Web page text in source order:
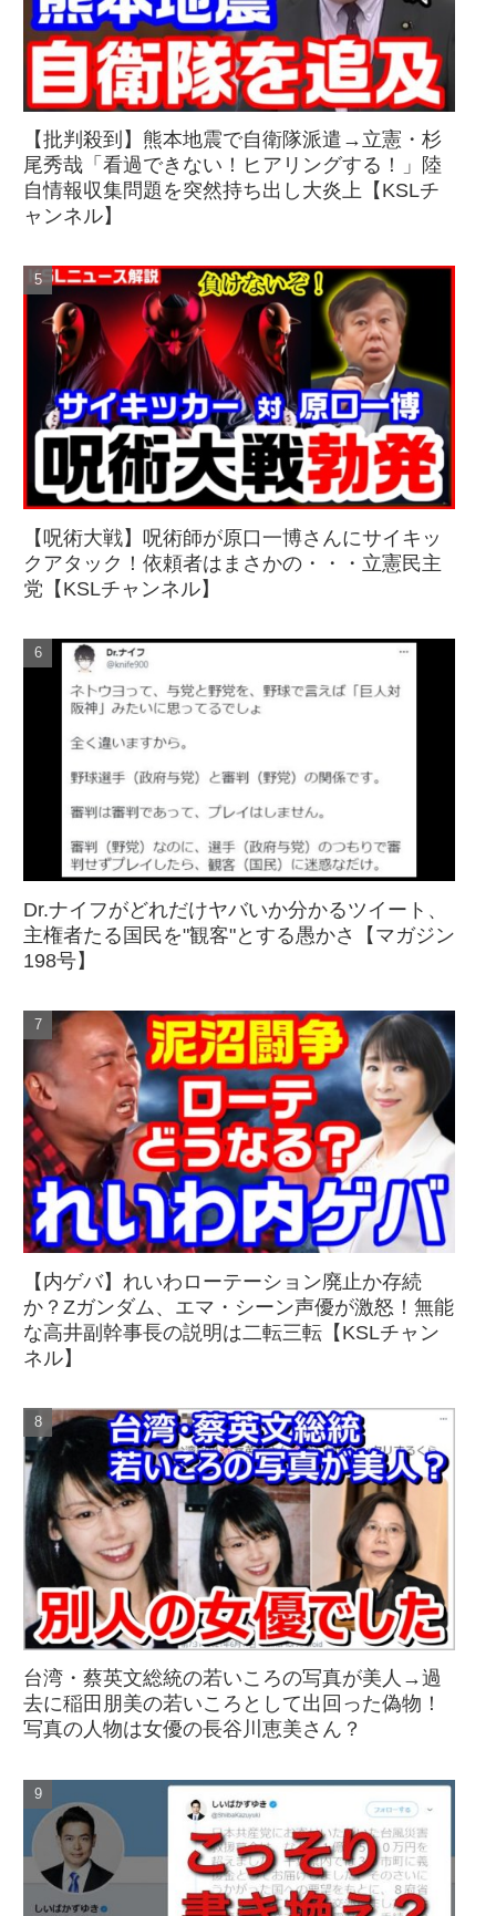
【批判殺到】熊本地震で自衛隊派遣→立憲・杉
尾秀哉「看過できない！ヒアリングする！」陸
自情報収集問題を突然持ち出し大炎上【KSLチ
ャンネル】
【呪術大戦】呪術師が原口一博さんにサイキッ
クアタック！依頼者はまさかの・・・立憲民主
党【KSLチャンネル】
Dr.ナイフがどれだけヤバいか分かるツイート、
主権者たる国民を"観客"とする愚かさ【マガジン
198号】
【内ゲバ】れいわローテーション廃止か存続
か？Zガンダム、エマ・シーン声優が激怒！無能
な高井副幹事長の説明は二転三転【KSLチャン
ネル】
台湾・蔡英文総統の若いころの写真が美人→過
去に稲田朋美の若いころとして出回った偽物！
写真の人物は女優の長谷川恵美さん？